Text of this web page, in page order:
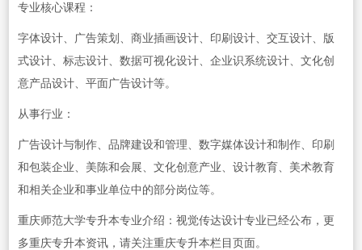
专业核心课程：
字体设计、广告策划、商业插画设计、印刷设计、交互设计、版
式设计、标志设计、数据可视化设计、企业识系统设计、文化创
意产品设计、平面广告设计等。
从事行业：
广告设计与制作、品牌建设和管理、数字媒体设计和制作、印刷
和包装企业、美陈和会展、文化创意产业、设计教育、美术教育
和相关企业和事业单位中的部分岗位等。
重庆师范大学专升本专业介绍：视觉传达设计专业已经公布，更
多重庆专升本资讯，请关注重庆专升本栏目页面。